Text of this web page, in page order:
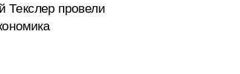
Текслер провели